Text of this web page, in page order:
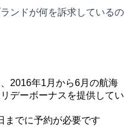
ンドが何を訴求しているの
2016年1月から6月の航海
デーボーナスを提供してい
までに予約が必要です